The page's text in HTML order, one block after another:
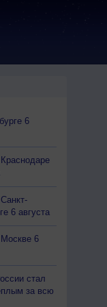
День
0.0
+35
Ю-В
День
+37
Ю
6
6 августа
6
стал
за всю